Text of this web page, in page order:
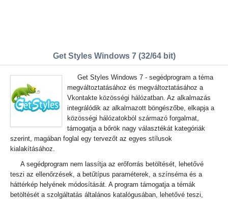
Get Styles Windows 7 (32/64 bit)
Get Styles Windows 7 - segédprogram a téma
megváltoztatásához és megváltoztatásához a
Vkontakte közösségi hálózatban. Az alkalmazás
integrálódik az alkalmazott böngészőbe, elkapja a
közösségi hálózatokból származó forgalmat,
támogatja a bőrök nagy választékát kategóriák
szerint, magában foglal egy tervezőt az egyes stílusok
kialakításához.
A segédprogram nem lassítja az erőforrás betöltését, lehetővé
teszi az ellenőrzések, a betűtípus paraméterek, a színséma és a
háttérkép helyének módosítását. A program támogatja a témák
betöltését a szolgáltatás általános katalógusában, lehetővé teszi,